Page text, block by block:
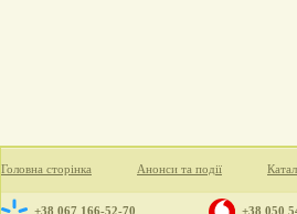
Головна сторінка Анонси та події
+38 067 166-52-70 +38 050